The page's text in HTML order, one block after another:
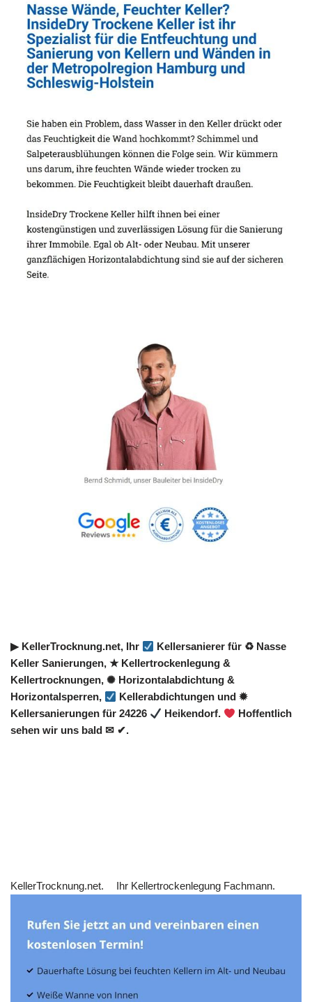
▶︎ KellerTrocknung.net, Ihr
Kellersanierer für ♻ Nasse
Keller Sanierungen, ★ Kellertrockenlegung &
Kellertrocknungen, ✺ Horizontalabdichtung &
Horizontalsperren,
Kellerabdichtungen und ✹
Kellersanierungen für 24226
Heikendorf.
Hoffentlich
sehen wir uns bald ✉ ✔.
KellerTrocknung.net. Ihr Kellertrockenlegung Fachmann.